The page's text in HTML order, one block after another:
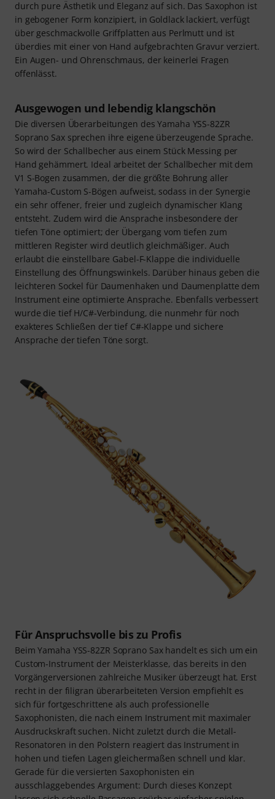
durch pure Ästhetik und Eleganz auf sich. Das Saxophon ist
in gebogener Form konzipiert, in Goldlack lackiert, verfügt
über geschmackvolle Griffplatten aus Perlmutt und ist
überdies mit einer von Hand aufgebrachten Gravur verziert.
Ein Augen- und Ohrenschmaus, der keinerlei Fragen
offenlässt.
Ausgewogen und lebendig klangschön
Die diversen Überarbeitungen des Yamaha YSS-82ZR
Soprano Sax sprechen ihre eigene überzeugende Sprache.
So wird der Schallbecher aus einem Stück Messing per
Hand gehämmert. Ideal arbeitet der Schallbecher mit dem
V1 S-Bogen zusammen, der die größte Bohrung aller
Yamaha-Custom S-Bögen aufweist, sodass in der Synergie
ein sehr offener, freier und zugleich dynamischer Klang
entsteht. Zudem wird die Ansprache insbesondere der
tiefen Töne optimiert; der Übergang vom tiefen zum
mittleren Register wird deutlich gleichmäßiger. Auch
erlaubt die einstellbare Gabel-F-Klappe die individuelle
Einstellung des Öffnungswinkels. Darüber hinaus geben die
leichteren Sockel für Daumenhaken und Daumenplatte dem
Instrument eine optimierte Ansprache. Ebenfalls verbessert
wurde die tief H/C#-Verbindung, die nunmehr für noch
exakteres Schließen der tief C#-Klappe und sichere
Ansprache der tiefen Töne sorgt.
Für Anspruchsvolle bis zu Profis
Beim Yamaha YSS-82ZR Soprano Sax handelt es sich um ein
Custom-Instrument der Meisterklasse, das bereits in den
Vorgängerversionen zahlreiche Musiker überzeugt hat. Erst
recht in der filigran überarbeiteten Version empfiehlt es
sich für fortgeschrittene als auch professionelle
Saxophonisten, die nach einem Instrument mit maximaler
Ausdruckskraft suchen. Nicht zuletzt durch die Metall-
Resonatoren in den Polstern reagiert das Instrument in
hohen und tiefen Lagen gleichermaßen schnell und klar.
Gerade für die versierten Saxophonisten ein
ausschlaggebendes Argument: Durch dieses Konzept